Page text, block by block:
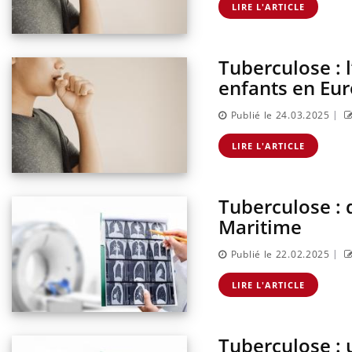
LIRE L'ARTICLE
Tuberculose :
enfants en
Publié le 24.03.2025 |
LIRE L'ARTICLE
Tuberculose :
Maritime
Publié le 22.02.2025 |
LIRE L'ARTICLE
Tuberculose :
:
à aborder...
des questions
montrer ...
Carence en fer : comprendre pour
prévenir
Fatigue, irritabilité, brouillard mental ou
même alopécie… Les symptômes de la
carence en fer sont multiples ce qui la rend
En